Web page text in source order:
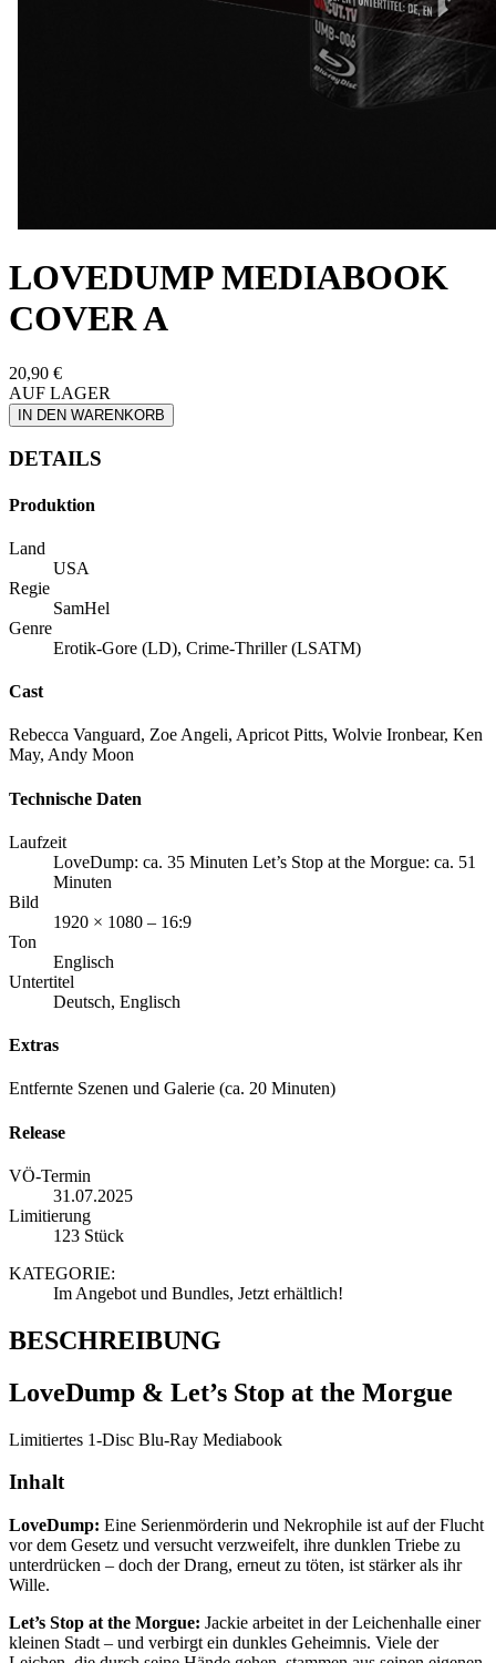
LOVEDUMP MEDIABOOK
COVER A
20,90 €
AUF LAGER
IN DEN WARENKORB
DETAILS
Produktion
Land
USA
Regie
SamHel
Genre
Erotik-Gore (LD), Crime-Thriller (LSATM)
Cast
Rebecca Vanguard, Zoe Angeli, Apricot Pitts, Wolvie Ironbear, Ken
May, Andy Moon
Technische Daten
Laufzeit
LoveDump: ca. 35 Minuten Let’s Stop at the Morgue: ca. 51
Minuten
Bild
1920 × 1080 – 16:9
Ton
Englisch
Untertitel
Deutsch, Englisch
Extras
Entfernte Szenen und Galerie (ca. 20 Minuten)
Release
VÖ-Termin
31.07.2025
Limitierung
123 Stück
KATEGORIE:
Im Angebot und Bundles, Jetzt erhältlich!
BESCHREIBUNG
LoveDump & Let’s Stop at the Morgue
Limitiertes 1-Disc Blu-Ray Mediabook
Inhalt
LoveDump: Eine Serienmörderin und Nekrophile ist auf der Flucht
vor dem Gesetz und versucht verzweifelt, ihre dunklen Triebe zu
unterdrücken – doch der Drang, erneut zu töten, ist stärker als ihr
Wille.
Let’s Stop at the Morgue: Jackie arbeitet in der Leichenhalle einer
kleinen Stadt – und verbirgt ein dunkles Geheimnis. Viele der